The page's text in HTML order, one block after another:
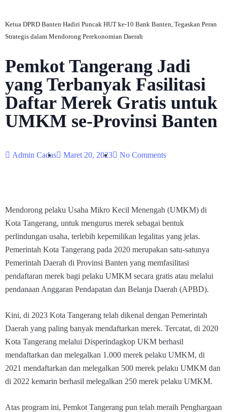
Ketua DPRD Banten Hadiri Puncak HUT ke-10 Bank Banten, Tegaskan Peran
Strategis dalam Mendorong Perekonomian Daerah
Pemkot Tangerang Jadi
yang Terbanyak Fasilitasi
Daftar Merek Gratis untuk
UMKM se-Provinsi Banten
Admin Cadas Maret 20, 2023 No Comments
Mendorong pelaku Usaha Mikro Kecil Menengah (UMKM) di
Kota Tangerang, untuk mengurus merek sebagai bentuk
perlindungan usaha, terlebih kepemilikan legalitas yang jelas.
Pemerintah Kota Tangerang pada 2020 merupakan satu-satunya
Pemerintah Daerah di Provinsi Banten yang memfasilitasi
pendaftaran merek bagi pelaku UMKM secara gratis atau melalui
pendanaan Anggaran Pendapatan dan Belanja Daerah (APBD).
Kini, di 2023 Kota Tangerang telah dikenal dengan Pemerintah
Daerah yang paling banyak mendaftarkan merek. Tercatat, di 2020
Kota Tangerang melalui Disperindagkop UKM berhasil
mendaftarkan dan melegalkan 1.000 merek pelaku UMKM, di
2021 mendaftarkan dan melegalkan 500 merek pelaku UMKM dan
di 2022 kemarin berhasil melegalkan 250 merek pelaku UMKM.
Atas program ini, Pemkot Tangerang pun telah meraih Penghargaan